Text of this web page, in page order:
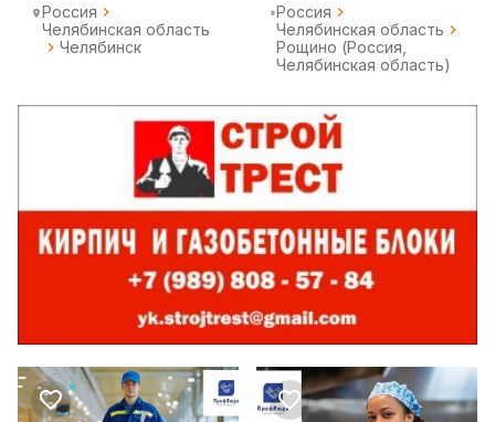
Россия
Челябинская область
Челябинск
Россия
Челябинская область
Рощино (Россия,
Челябинская область)